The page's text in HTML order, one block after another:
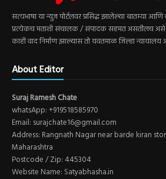
सत्यभाषा या न्युज पोर्टलवर प्रसिद्ध झालेल्या बातम्या
प्रत्येकच मताशी संचालक / संपादक सहमत असतीलच असे
काही वाद निर्माण झाल्यास तो यवतमाळ जिल्हा न्यायालय
About Editor
Suraj Ramesh Chate
whatsApp: +919518585970
Email: surajchate16@gmail.com
Address: Rangnath Nagar near barde kiran
Maharashtra
Postcode / Zip: 445304
Website Name: Satyabhasha.in